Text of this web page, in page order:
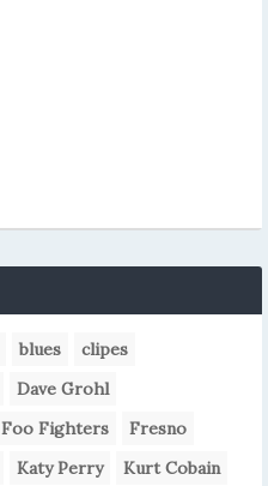
blues
clipes
Dave Grohl
Foo Fighters
Fresno
Katy Perry Kurt Cobain